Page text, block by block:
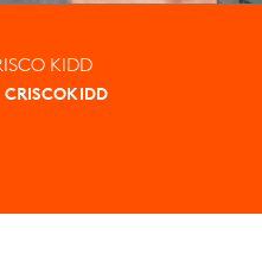
KIDD
CRISCOKIDD